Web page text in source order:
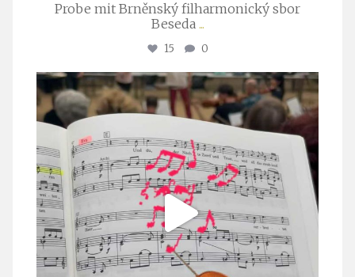
Probe mit Brněnský filharmonický sbor
Beseda ...
15 0
stuttgarter_oratorienchor
Juli 23